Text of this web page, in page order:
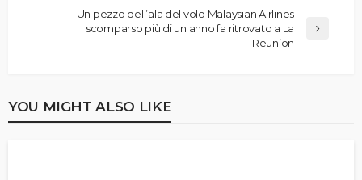
Un pezzo dell’ala del volo Malaysian Airlines
scomparso più di un anno fa ritrovato a La
Reunion
YOU MIGHT ALSO LIKE